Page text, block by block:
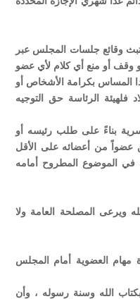
وقائع جلسات المجلس عبر
وقف أو منع أي كلام لأي عضو
المساس بكرامة الأشخاص أو
فلهيئة الرئاسة حق التوجيه
بناءً على طلب رئيسه أو
عضواً من أعضائه على الأقل
في الموضوع المطروح أمامه
ويرعى المصلحة العامة ولا
العضوية أمام المجلس
الله وسنة رسوله ، وأن